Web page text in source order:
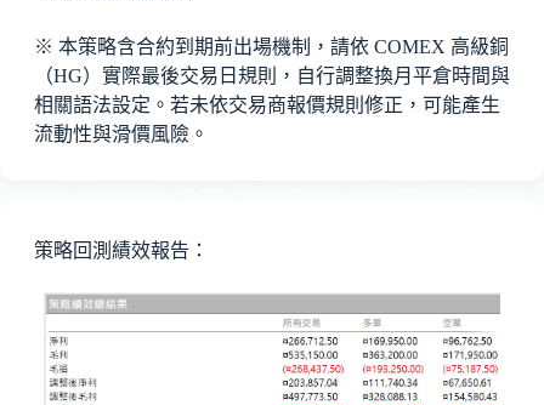
※ 本策略含合約到期前出場機制，請依 COMEX 高級銅
（HG）實際最後交易日規則，自行調整換月平倉時間與
相關語法設定。若未依交易商報價規則修正，可能產生
流動性與滑價風險。
策略回測績效報告：